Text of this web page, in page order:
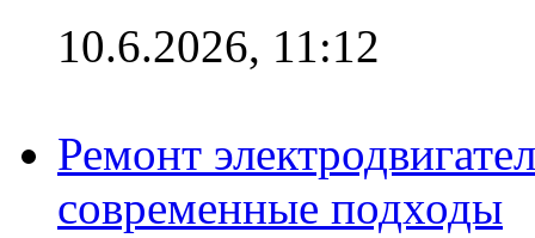
10.6.2026, 11:12
Ремонт
современные подходы